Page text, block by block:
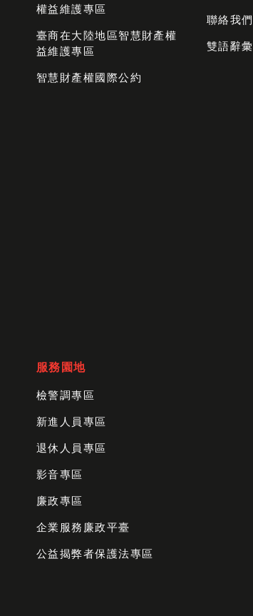
權益維護專區
臺商在大陸地區智慧財產權
益維護專區
智慧財產權國際公約
聯絡我們
雙語辭彙
服務園地
檢警調專區
新進人員專區
退休人員專區
影音專區
廉政專區
企業服務廉政平臺
公益揭弊者保護法專區